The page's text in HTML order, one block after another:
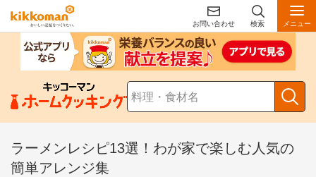
お問い合わせ 検索 メニュー
ラーメンレシピ13選！わが家で楽しむ人気の
簡単アレンジ集